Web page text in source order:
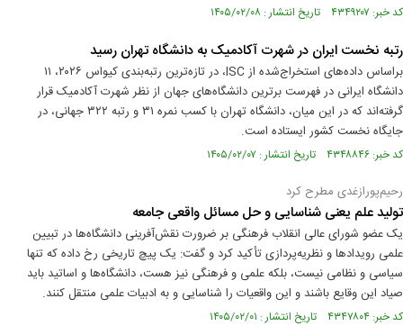
کد خبر: ۴۳۴۹۲۰۷ تاریخ انتشار : ۱۴۰۵/۰۲/۰۸
رتبه نخست ایران در شهرت آکادمیک به دانشگاه تهران رسید
براساس داده‌های استخراج‌شده از ISC، در تازه‌ترین رتبه‌بندی کیواس ۲۰۲۶، ۱۱
دانشگاه ایرانی در فهرست برترین دانشگاه‌های جهان از نظر شهرت آکادمیک قرار
گرفته‌اند که در این میان، دانشگاه تهران با کسب نمره ۳۱ و رتبه ۳۲۲ جهانی، در
جایگاه نخست کشور ایستاده است.
کد خبر: ۴۳۴۸۸۴۶ تاریخ انتشار : ۱۴۰۵/۰۲/۰۷
رحیم‌پورازغدی مطرح کرد
تولید علم یعنی شناسایی و حل مسائل واقعی جامعه
یک عضو شورای عالی انقلاب فرهنگی بر ضرورت نقش‌آفرینی دانشگاه‌ها در تبیین
علمی رویدادها و نظریه‌پردازی تأکید کرد و گفت: یک پیچ تاریخی رخ داده که تنها
سیاسی و نظامی نیست، بلکه علمی و فرهنگی نیز هست، دانشگاه‌ها و اساتید باید
صیاد این وقایع باشند و این واقعیات را شناسایی و به ادبیات علمی منتقل کنند.
کد خبر: ۴۳۴۷۸۰۴ تاریخ انتشار : ۱۴۰۵/۰۲/۰۱